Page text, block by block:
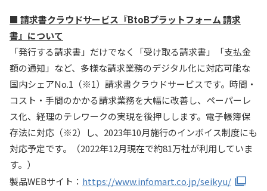
■ 請求書クラウドサービス『BtoBプラットフォーム 請求
書』について
「発行する請求書」だけでなく「受け取る請求書」「支払金
額の通知」など、多様な請求業務のデジタル化に対応可能な
国内シェアNo.1（※1）請求書クラウドサービスです。時間・
コスト・手間のかかる請求業務を大幅に改善し、ペーパーレ
ス化、経理のテレワークの実現を後押しします。電子帳簿保
存法に対応（※2）し、2023年10月施行のインボイス制度にも
対応予定です。（2022年12月現在で約81万社が利用していま
す。）
製品WEBサイト： https://www.infomart.co.jp/seikyu/